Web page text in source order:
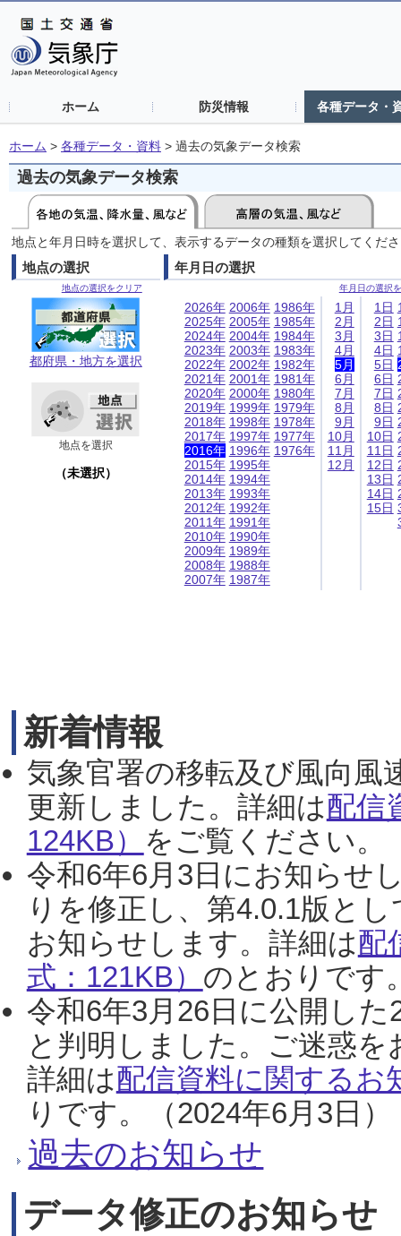
ホーム 防災情報 各種データ・
ホーム > 各種データ・資料 > 過去の気象データ検索
過去の気象データ検索
地点と年月日時を選択して、表示するデータの種類を選択してくだ
地点の選択
地点の選択をクリア
都府県・地方を選択
地点を選択
（未選択）
年月日の選択
年月日の選択
2026年
2025年
2024年
2023年
2022年
2021年
2020年
2019年
2018年
2017年
2016年
2015年
2014年
2013年
2012年
2011年
2010年
2009年
2008年
2007年
2006年
2005年
2004年
2003年
2002年
2001年
2000年
1999年
1998年
1997年
1996年
1995年
1994年
1993年
1992年
1991年
1990年
1989年
1988年
1987年
1986年
1985年
1984年
1983年
1982年
1981年
1980年
1979年
1978年
1977年
1976年
1月
2月
3月
4月
5月
6月
7月
8月
9月
10月
11月
12月
1日
2日
3日
4日
5日
6日
7日
8日
9日
10日
11日
12日
13日
14日
15日
新着情報
気象官署の移転及び風向風
更新しました。詳細は配信
124KB） をご覧ください。
令和6年6月3日にお知らせ
りを修正し、第4.0.1版と
お知らせします。詳細は配
式：121KB） のとおりです
令和6年3月26日に公開し
と判明しました。ご迷惑
詳細は配信資料に関するお
りです。（2024年6月3日）
過去のお知らせ
データ修正のお知らせ